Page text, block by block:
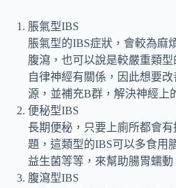
脹氣型IBS
脹氣型的IBS症狀，會較為麻
腹瀉，也可以說是較嚴重類
自律神經有關係，因此想要
源，並補充B群，解決神經上
便秘型IBS
長期便秘，只要上廁所都會
題，這類型的IBS可以多食用
益生菌等等，來幫助腸胃蠕動
腹瀉型IBS